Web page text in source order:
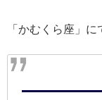
「かむくら座」に